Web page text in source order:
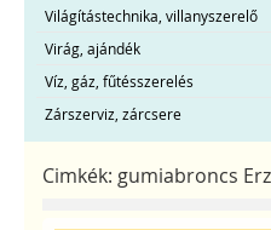
Világítástechnika, villanyszerelő
Virág, ajándék
Víz, gáz, fűtésszerelés
Zárszerviz, zárcsere
Cimkék: gumiabroncs